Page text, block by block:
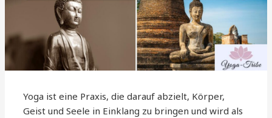
Yoga ist eine Praxis, die darauf abzielt, Körper,
Geist und Seele in Einklang zu bringen und wird als